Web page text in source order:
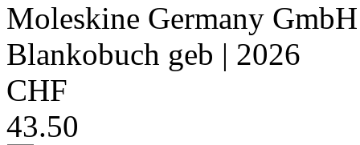
Moleskine Germany GmbH
Blankobuch geb | 2026
CHF
43.50